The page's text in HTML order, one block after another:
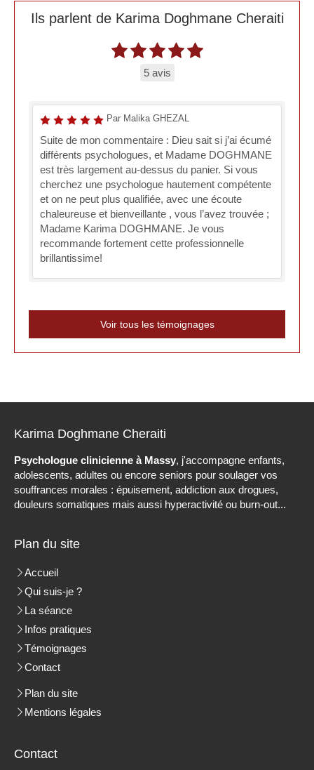
Ils parlent de Karima Doghmane Cheraiti
5 avis
Par Malika GHEZAL
Suite de mon commentaire : Dieu sait si j’ai écumé
différents psychologues, et Madame DOGHMANE
est très largement au-dessus du panier. Si vous
cherchez une psychologue hautement compétente
et on ne peut plus qualifiée, avec une écoute
chaleureuse et bienveillante , vous l’avez trouvée ;
Madame Karima DOGHMANE. Je vous
recommande fortement cette professionnelle
brillantissime!
Voir tous les témoignages
Karima Doghmane Cheraiti
Psychologue clinicienne à Massy, j'accompagne enfants,
adolescents, adultes ou encore seniors pour soulager vos
souffrances morales : épuisement, addiction aux drogues,
douleurs somatiques mais aussi hyperactivité ou burn-out...
Plan du site
Accueil
Qui suis-je ?
La séance
Infos pratiques
Témoignages
Contact
Plan du site
Mentions légales
Contact